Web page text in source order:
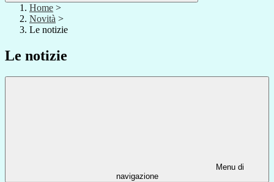
Home >
Novità >
Le notizie
Le notizie
Menu di
navigazione